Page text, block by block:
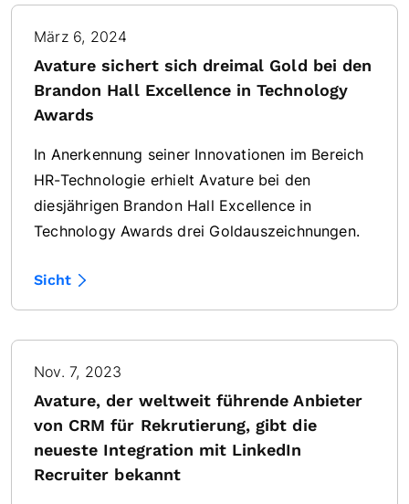
März 6, 2024
Avature sichert sich dreimal Gold bei den
Brandon Hall Excellence in Technology
Awards
In Anerkennung seiner Innovationen im Bereich
HR-Technologie erhielt Avature bei den
diesjährigen Brandon Hall Excellence in
Technology Awards drei Goldauszeichnungen.
Sicht
Nov. 7, 2023
Avature, der weltweit führende Anbieter
von CRM für Rekrutierung, gibt die
neueste Integration mit LinkedIn
Recruiter bekannt